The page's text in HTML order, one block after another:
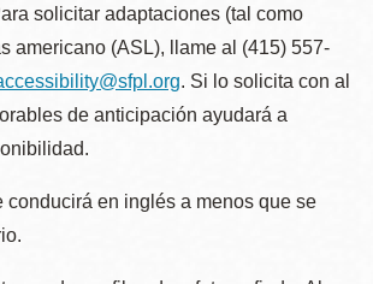
solicitar adaptaciones (tal como
americano (ASL), llame al (415) 557-
. Si lo solicita con al
de anticipación ayudará a
conducirá en inglés a menos que se